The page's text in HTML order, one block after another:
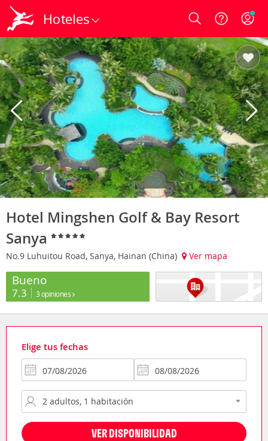
Hoteles Login
Hotel Mingshen Golf & Bay Resort
Sanya
No.9 Luhuitou Road, Sanya, Hainan (China) Ver mapa
Bueno
7.3 3 opiniones
Elige tus fechas
VER DISPONIBILIDAD